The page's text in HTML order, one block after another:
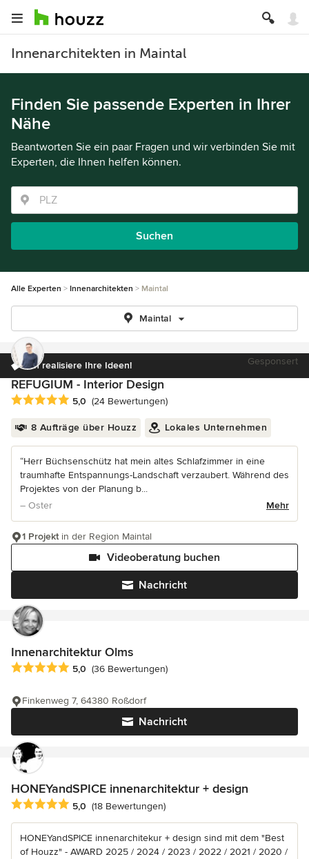
Innenarchitekten in Maintal
Finden Sie passende Experten in Ihrer
Nähe
Beantworten Sie ein paar Fragen und wir verbinden Sie mit
Experten, die Ihnen helfen können.
Suchen
Alle Experten Innenarchitekten Maintal
Maintal
Ich realisiere Ihre Ideen! Gesponsert
REFUGIUM - Interior Design
Durchschnittliche Bewertung: 5 von 5 Sternen
5,0 (24 Bewertungen)
8 Aufträge über Houzz Lokales Unternehmen
“Herr Büchsenschütz hat mein altes Schlafzimmer in eine
traumhafte Entspannungs-Landschaft verzaubert. Während des
Projektes von der Planung b...
– Oster
Mehr
Nachricht
Videoberatung buchen
1 Projektin der Region Maintal
Innenarchitektur Olms
Durchschnittliche Bewertung: 5 von 5 Sternen
5,0 (36 Bewertungen)
Nachricht
Finkenweg 7, 64380 Roßdorf
HONEYandSPICE innenarchitektur + design
Durchschnittliche Bewertung: 5 von 5 Sternen
5,0 (18 Bewertungen)
HONEYandSPICE innenarchitekur + design sind mit dem "Best
of Houzz" - AWARD 2025 / 2024 / 2023 / 2022 / 2021 / 2020 /